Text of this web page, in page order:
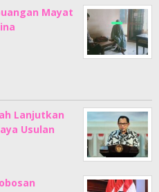
Mayat
Lanjutkan
Usulan